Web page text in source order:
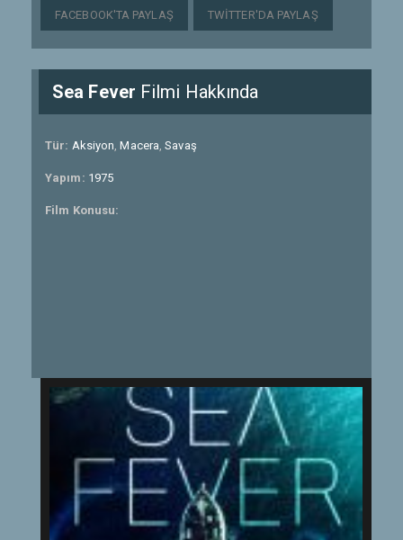
FACEBOOK'TA PAYLAŞ TWITTER'DA PAYLAŞ
Sea Fever Filmi Hakkında
Tür: Aksiyon,Macera,Savaş
Yapım: 1975
Film Konusu: